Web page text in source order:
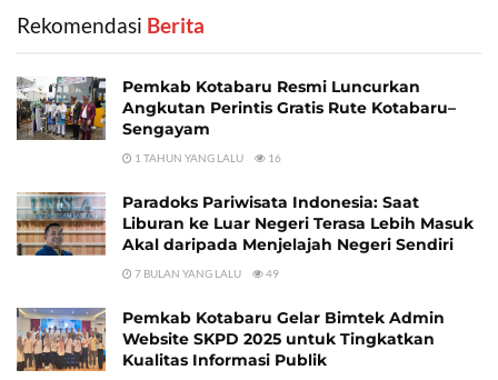
Rekomendasi ‎ Berita
Pemkab Kotabaru Resmi Luncurkan
Angkutan Perintis Gratis Rute Kotabaru–
Sengayam
1 TAHUN YANG LALU 16
Paradoks Pariwisata Indonesia: Saat
Liburan ke Luar Negeri Terasa Lebih Masuk
Akal daripada Menjelajah Negeri Sendiri
7 BULAN YANG LALU 49
Pemkab Kotabaru Gelar Bimtek Admin
Website SKPD 2025 untuk Tingkatkan
Kualitas Informasi Publik